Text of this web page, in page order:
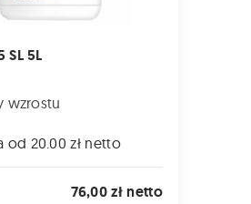
SL 5L
wzrostu
od 20.00 zł netto
76,00 zł netto